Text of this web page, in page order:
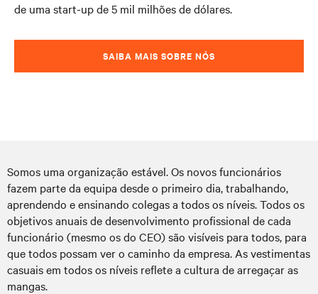
de uma start-up de 5 mil milhões de dólares.
SAIBA MAIS SOBRE NÓS
Somos uma organização estável.Os novos funcionários
fazem parte da equipa desde o primeiro dia, trabalhando,
aprendendo e ensinando colegas a todos os níveis. Todos os
objetivos anuais de desenvolvimento profissional de cada
funcionário (mesmo os do CEO) são visíveis para todos, para
que todos possam ver o caminho da empresa. As vestimentas
casuais em todos os níveis reflete a cultura de arregaçar as
mangas.